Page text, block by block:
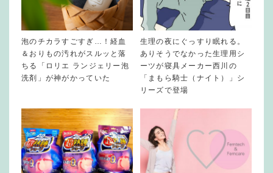
泡のチカラすごすぎ…！経血
＆おりもの汚れがスルッと落
ちる「ロリエ ランジェリー泡
洗剤」が神がかっていた
生理の夜にぐっすり眠れる。
ありそうでなかった生理用シ
ーツが寝具メーカー西川の
「まもら騎士（ナイト）」シ
リーズで登場